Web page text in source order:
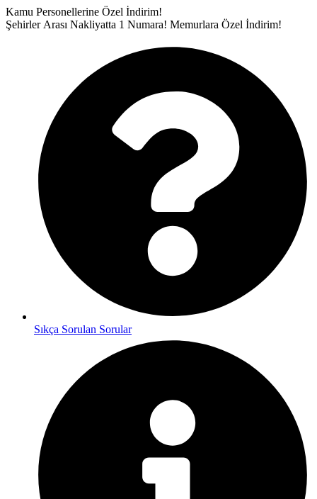
İçeriğe
atla
Kamu Personellerine Özel İndirim!
Şehirler Arası Nakliyatta 1 Numara! Memurlara Özel İndirim!
Sıkça Sorulan Sorular